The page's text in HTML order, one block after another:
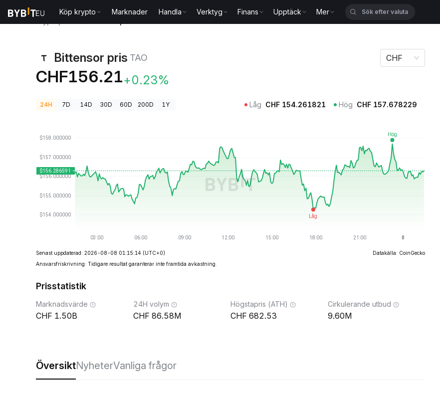
Köp krypto Marknader Handla Verktyg Finans Upptäck Mer
Bittensor pris TAO
CHF156.21+0.23%
CHF
24H 7D 14D 30D 60D 200D 1Y Låg CHF 154.261821 Hög CHF 157.678229
Senast uppdaterad: 2026-08-08 01:15:14 (UTC+0)
Datakälla: CoinGecko
Ansvarsfriskrivning: Tidigare resultat garanterar inte framtida avkastning.
Prisstatistik
Marknadsvärde
1.50B
24H volym
86.58M
Högstapris (ATH)
682.53
Cirkulerande utbud
9.60M
ÖversiktNyheterVanliga frågor